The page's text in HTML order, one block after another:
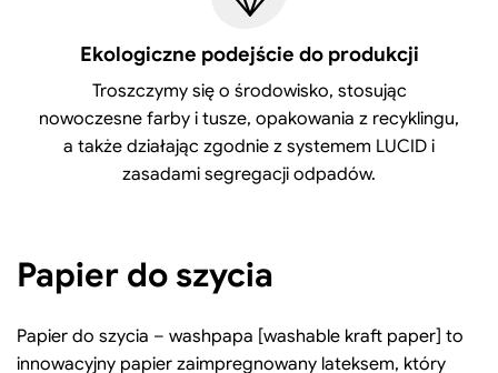
Ekologiczne podejście do produkcji
Troszczymy się o środowisko, stosując
nowoczesne farby i tusze, opakowania z recyklingu,
a także działając zgodnie z systemem LUCID i
zasadami segregacji odpadów.
Papier do szycia
Papier do szycia – washpapa [washable kraft paper] to
innowacyjny papier zaimpregnowany lateksem, który